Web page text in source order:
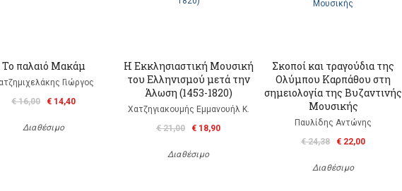
Το παλαιό Μακάμ
Γιώργος
€ 16,00
€ 14,40
Διαθέσιμο
Η Εκκλησιαστική Μουσική
του Ελληνισμού μετά την
Άλωση (1453-1820)
Χατζηγιακουμής Εμμανουήλ Κ.
€ 21,00
€ 18,90
Διαθέσιμο
Σκοποί και τραγούδια της
Ολύμπου Καρπάθου στη
σημειολογία της Βυζαντινής
Μουσικής
Παυλίδης Αντώνης
€ 24,38
€ 22,00
Διαθέσιμο